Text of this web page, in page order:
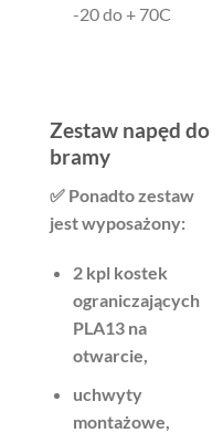
-20 do + 70C
Zestaw napęd do
bramy
✅ Ponadto zestaw
jest wyposażony:
2 kpl kostek
ograniczających
PLA13 na
otwarcie,
uchwyty
montażowe,